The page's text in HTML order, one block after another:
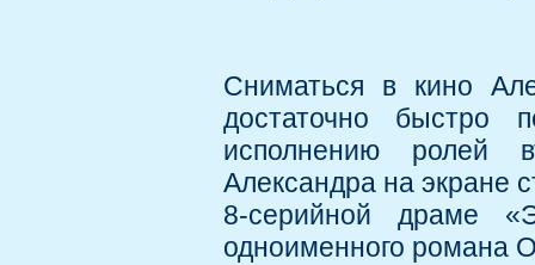
Сниматься в кино
достаточно быстро
исполнению ролей
Александра на экране
8-серийной драме
одноименного романа